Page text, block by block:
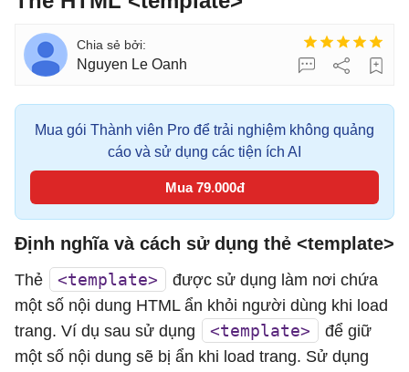
Nguyen Le Oanh
Mua gói Thành viên Pro để trải nghiệm không quảng
cáo và sử dụng các tiện ích AI
Mua 79.000đ
Định nghĩa và cách sử dụng thẻ <template>
Thẻ <template>
được sử dụng làm nơi chứa
một số nội dung HTML ẩn khỏi người dùng khi load
trang. Ví dụ sau sử dụng
<template>
để giữ
một số nội dung sẽ bị ẩn khi load trang. Sử dụng